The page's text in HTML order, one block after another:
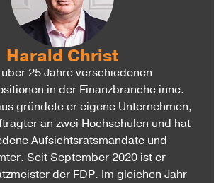
Harald Christ
25 Jahre verschiedenen
in der Finanzbranche inne.
gründete er eigene Unternehmen,
an zwei Hochschulen und hat
Aufsichtsratsmandate und
Seit September 2020 ist er
der FDP. Im gleichen Jahr